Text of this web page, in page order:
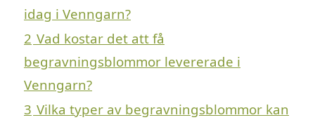
idag i Venngarn?
2 Vad kostar det att få
begravningsblommor levererade i
Venngarn?
3 Vilka typer av begravningsblommor kan